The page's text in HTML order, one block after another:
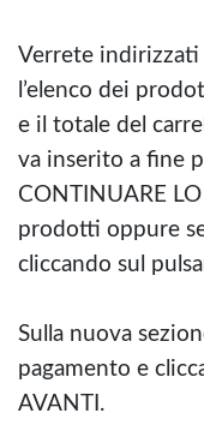
Verrete indirizzati
l’elenco dei
e il totale del
va inserito a fine
CONTINUARE
prodotti oppure
cliccando sul
Sulla nuova
pagamento e
AVANTI.